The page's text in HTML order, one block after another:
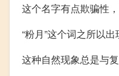
这个名字有点欺骗性
“粉月”这个词之所以
这种自然现象总是与